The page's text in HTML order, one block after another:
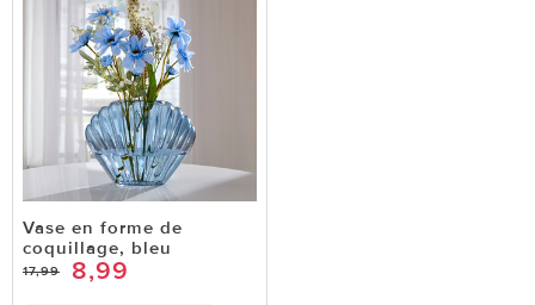
Vase en forme de
coquillage, bleu
17,99 8,99